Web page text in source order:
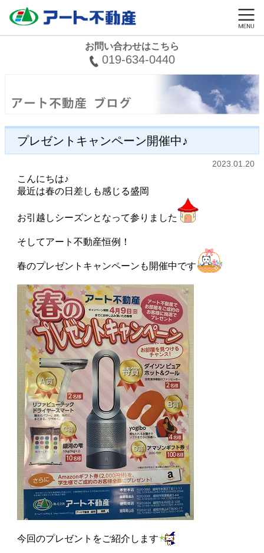
お問い合わせはこちら
019-634-0440
プレゼントキャンペーン開催中♪
2023.01.20
こんにちは♪
最近は春の日差しも感じる盛岡
お引越しシーズンとなって参りました
そしてアート不動産恒例！
春のプレゼントキャンペーンも開催中です
今回のプレゼントをご紹介します